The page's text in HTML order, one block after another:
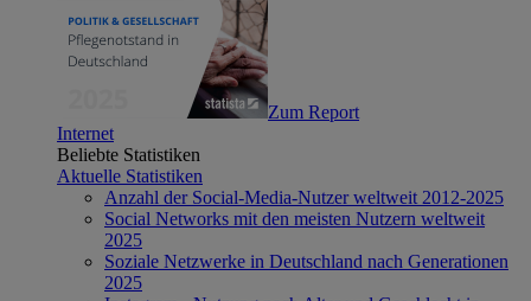
Zum Report
Internet
Beliebte Statistiken
Aktuelle Statistiken
Anzahl der Social-Media-Nutzer weltweit 2012-2025
Social Networks mit den meisten Nutzern weltweit
2025
Soziale Netzwerke in Deutschland nach Generationen
2025